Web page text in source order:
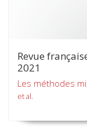
Revue
2021
Les méthodes
et al.